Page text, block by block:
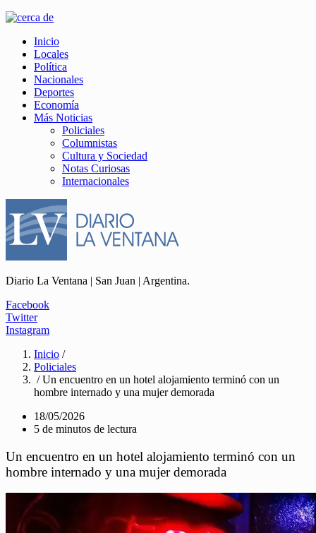
Inicio
Locales
Política
Nacionales
Deportes
Economía
Más Noticias
Policiales
Columnistas
Cultura y Sociedad
Notas Curiosas
Internacionales
Diario La Ventana | San Juan | Argentina.
Facebook
Twitter
Instagram
Inicio /
Policiales
/ Un encuentro en un hotel alojamiento terminó con un
hombre internado y una mujer demorada
18/05/2026
5 de minutos de lectura
Un encuentro en un hotel alojamiento terminó con un
hombre internado y una mujer demorada